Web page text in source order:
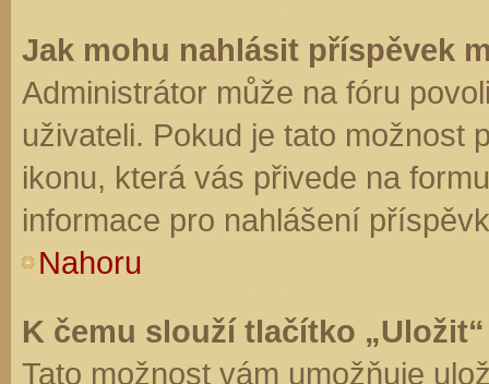
Jak mohu nahlásit příspěvek
Administrátor může na fóru
uživateli. Pokud je tato možnost
ikonu, která vás přivede na
informace pro nahlášení
Nahoru
K čemu slouží tlačítko
Tato možnost vám umožňuje